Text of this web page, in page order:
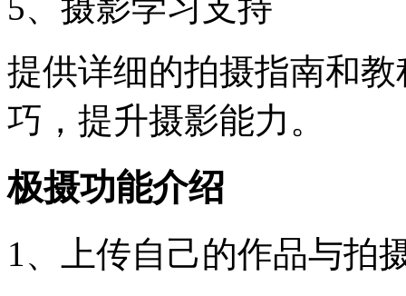
5、摄影学习支持
提供详细的拍摄指南和
巧，提升摄影能力。
极摄功能介绍
1、上传自己的作品与拍